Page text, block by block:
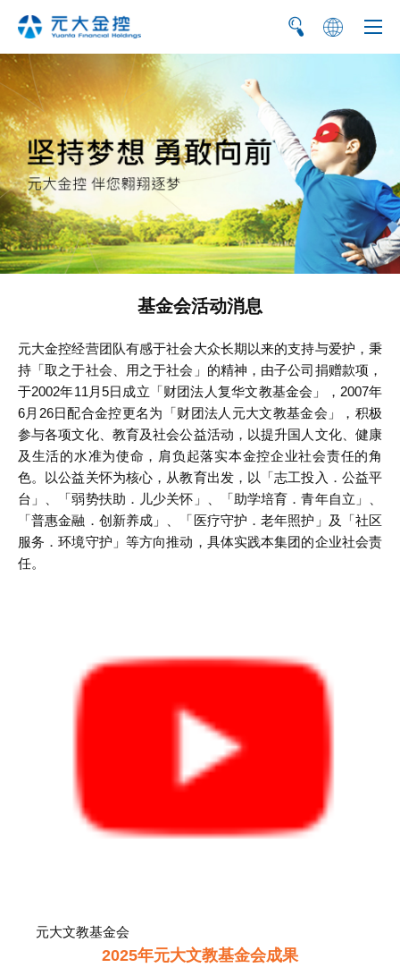
繁 EN
基金会活动消息
元大金控经营团队有感于社会大众长期以来的支持与爱护，秉
持「取之于社会、用之于社会」的精神，由子公司捐赠款项，
于2002年11月5日成立「财团法人复华文教基金会」，2007年
6月26日配合金控更名为「财团法人元大文教基金会」，积极
参与各项文化、教育及社会公益活动，以提升国人文化、健康
及生活的水准为使命，肩负起落实本金控企业社会责任的角
色。以公益关怀为核心，从教育出发，以「志工投入．公益平
台」、「弱势扶助．儿少关怀」、「助学培育．青年自立」、
「普惠金融．创新养成」、「医疗守护．老年照护」及「社区
服务．环境守护」等方向推动，具体实践本集团的企业社会责
任。
元大文教基金会
2025年元大文教基金会成果